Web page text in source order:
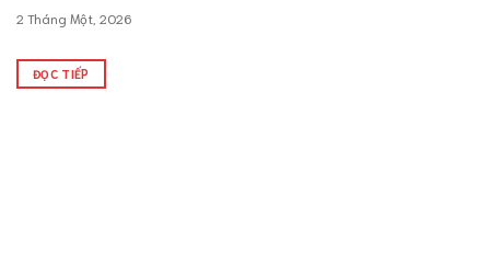
2 Tháng Một, 2026
ĐỌC TIẾP